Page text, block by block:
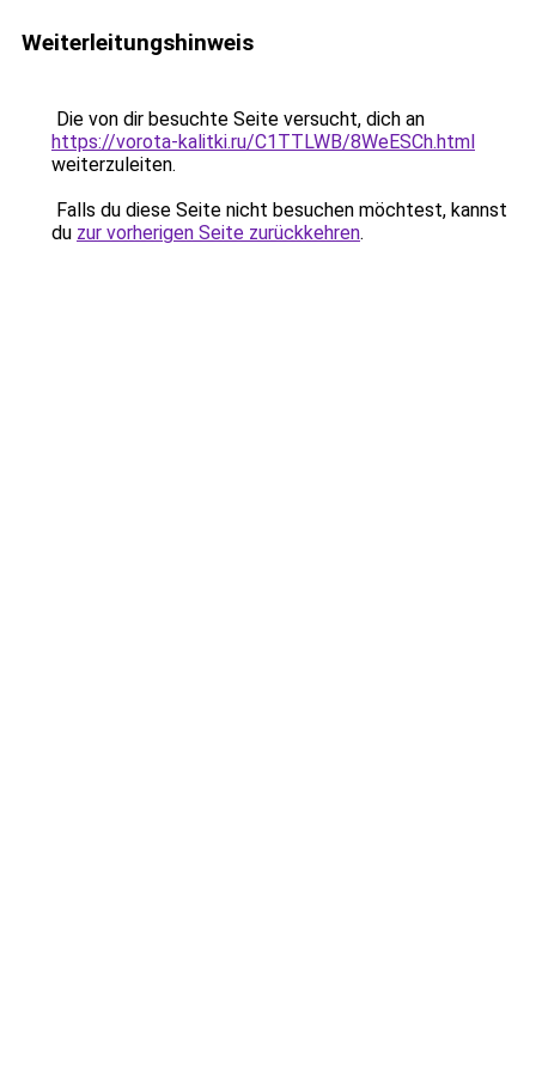
Weiterleitungshinweis
Die von dir besuchte Seite versucht, dich an
https://vorota-kalitki.ru/C1TTLWB/8WeESCh.html
weiterzuleiten.
Falls du diese Seite nicht besuchen möchtest, kannst
du zur vorherigen Seite zurückkehren.